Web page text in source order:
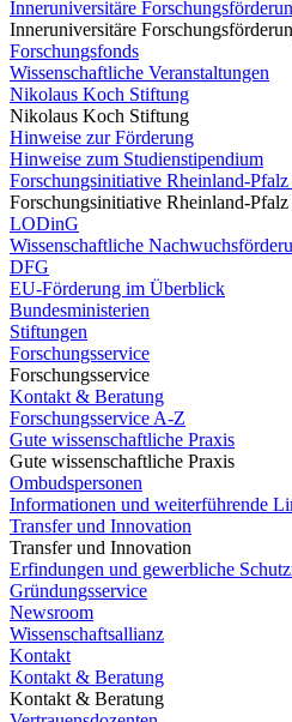
Inneruniversitäre
Inneruniversitäre
Forschungsfonds
Wissenschaftliche Veranstaltungen
Nikolaus Koch Stiftung
Nikolaus Koch Stiftung
Hinweise zur Förderung
Hinweise zum Studienstipendium
Forschungsinitiative Rheinland-
Forschungsinitiative Rheinland-
LODinG
Wissenschaftliche
DFG
EU-Förderung im Überblick
Bundesministerien
Stiftungen
Forschungsservice
Forschungsservice
Kontakt & Beratung
Forschungsservice A-Z
Gute wissenschaftliche Praxis
Gute wissenschaftliche Praxis
Ombudspersonen
Informationen und weiterführende
Transfer und Innovation
Transfer und Innovation
Erfindungen und gewerbliche
Gründungsservice
Newsroom
Wissenschaftsallianz
Kontakt
Kontakt & Beratung
Kontakt & Beratung